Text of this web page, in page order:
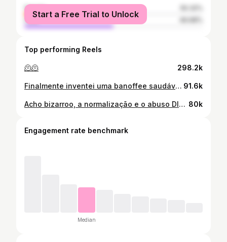
female
male
Start a Free Trial to Unlock
Top performing Reels
🫠🫠 298.2k
Finalmente inventei uma banoffee saudável que deu muito certo e não leva yogurt natural🥹💙 ⚠️OBS: não coma como se fosse uma sobremesa, faça “trocas inteligentes”, por exemplo, coma de lanche da tarde ou pré treino que, assim, conseguirá encaixar na sua dieta sem “sair” dela🥰 #receitasaudavel #banoffeesaudavel #dieta 91.6k
Acho bizarroo, a normalização e o abuso DIÁRIO de alimentos ultraprocessados é absurdo🥲 80k
Engagement rate benchmark
Median